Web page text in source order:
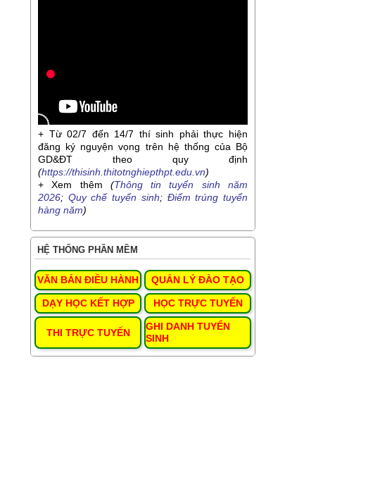
+ Từ 02/7 đến 14/7 thí sinh phải thực hiện
đăng ký nguyện vọng trên hệ thống của Bộ
GD&ĐT theo quy định
(https://thisinh.thitotnghiepthpt.edu.vn)
+ Xem thêm (Thông tin tuyển sinh năm
2026; Quy chế tuyển sinh; Điểm trúng tuyển
hàng năm)
HỆ THỐNG PHẦN MỀM
VĂN BẢN ĐIỀU HÀNH QUẢN LÝ ĐÀO TẠO
DẠY HỌC KẾT HỢP HỌC TRỰC TUYẾN
THI TRỰC TUYẾN
GHI DANH TUYỂN
SINH